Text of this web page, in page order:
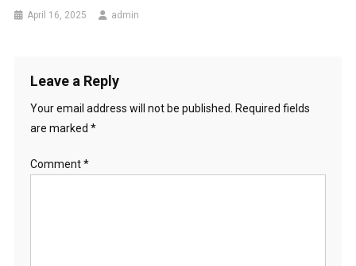
April 16, 2025 admin
Leave a Reply
Your email address will not be published. Required fields
are marked *
Comment*